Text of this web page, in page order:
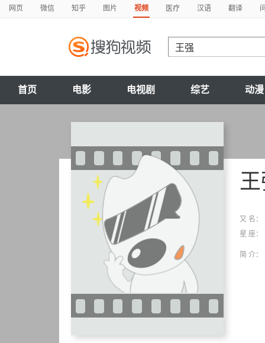
网页 微信 知乎 图片 视频 医疗 汉语 翻译
首页 电影 电视剧 综艺 动漫
又 名：
星 座：
简 介：